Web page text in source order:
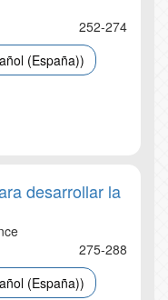
252-274
(España))
desarrollar la
275-288
(España))